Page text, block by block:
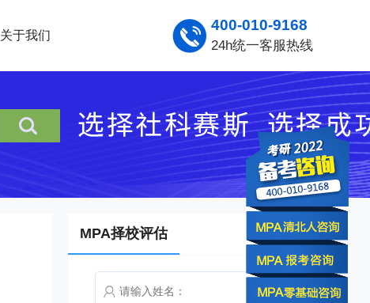
关于我们
400-010-9168
24h统一客服热线
MPA择校评估